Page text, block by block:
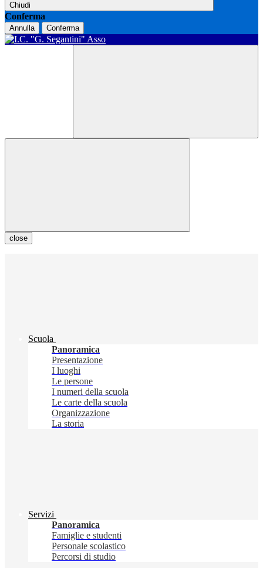
Chiudi
Conferma
Annulla Conferma
close
Scuola
Panoramica
Presentazione
I luoghi
Le persone
I numeri della scuola
Le carte della scuola
Organizzazione
La storia
Servizi
Panoramica
Famiglie e studenti
Personale scolastico
Percorsi di studio